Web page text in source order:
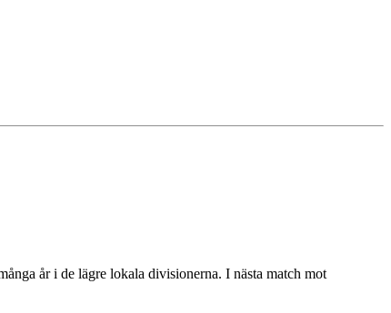
år i de lägre lokala divisionerna. I nästa match mot